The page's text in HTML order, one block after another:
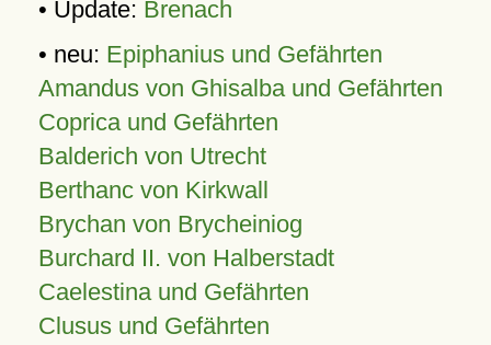
• Update: Brenach
• neu: Epiphanius und Gefährten
Amandus von Ghisalba und Gefährten
Coprica und Gefährten
Balderich von Utrecht
Berthanc von Kirkwall
Brychan von Brycheiniog
Burchard II. von Halberstadt
Caelestina und Gefährten
Clusus und Gefährten